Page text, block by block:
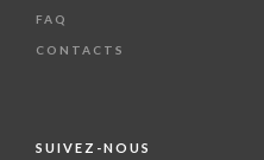
FAQ
CONTACTS
SUIVEZ-NOUS